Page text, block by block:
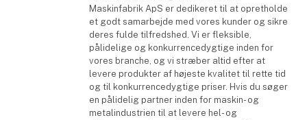
Maskinfabrik ApS er dedikeret til at opretholde
et godt samarbejde med vores kunder og sikre
deres fulde tilfredshed. Vi er fleksible,
pålidelige og konkurrencedygtige inden for
vores branche, og vi stræber altid efter at
levere produkter af højeste kvalitet til rette tid
og til konkurrencedygtige priser. Hvis du søger
en pålidelig partner inden for maskin- og
metalindustrien til at levere hel- og